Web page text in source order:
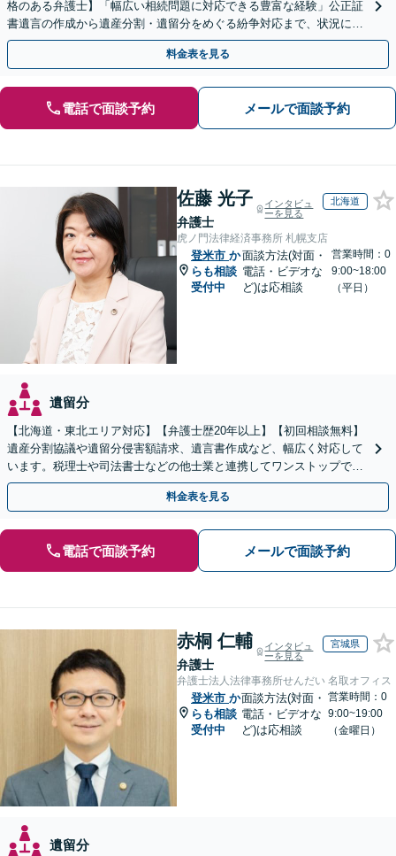
格のある弁護士】「幅広い相続問題に対応できる豊富な経験」公正証
書遺言の作成から遺産分割・遺留分をめぐる紛争対応まで、状況に応
じた最適な方法をご提案します【夜間相談可】
料金表を見る
電話で面談予約 メールで面談予約
佐藤 光子
弁護士
インタビュ
ーを見る
北海道
虎ノ門法律経済事務所 札幌支店
登米市 か
らも相談
受付中
面談方法(対面・
電話・ビデオな
ど)は応相談
営業時間：0
9:00~18:00
（平日）
遺留分
【北海道・東北エリア対応】【弁護士歴20年以上】【初回相談無料】
遺産分割協議や遺留分侵害額請求、遺言書作成など、幅広く対応して
います。税理士や司法書士などの他士業と連携してワンストップでの
解決が可能です。ぜひご相談ください。
料金表を見る
電話で面談予約 メールで面談予約
赤桐 仁輔
弁護士
インタビュ
ーを見る
宮城県
弁護士法人法律事務所せんだい 名取オフィス
登米市 か
らも相談
受付中
面談方法(対面・
電話・ビデオな
ど)は応相談
営業時間：0
9:00~19:00
（金曜日）
遺留分